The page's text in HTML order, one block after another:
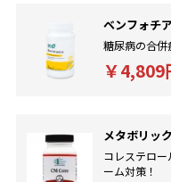
ベンフォチ
糖尿病の合併
￥4,809
メタボリ
コレステロ
ーム対策！